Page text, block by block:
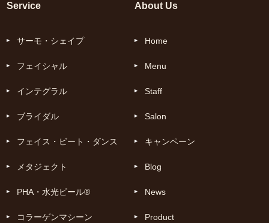
Service
サーモ・シェイプ
フェイシャル
インテグラル
ブライダル
フェイス・ビート・ダンス
メタジェクト
PHA・水光ピール®
コラーゲンマシーン
About Us
Home
Menu
Staff
Salon
キャンペーン
Blog
News
Product